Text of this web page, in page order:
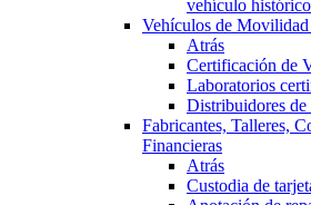
vehículo histórico
Vehículos de
Atrás
Certificación de
Laboratorios
Distribuidores
Fabricantes, Talleres,
Financieras
Atrás
Custodia de